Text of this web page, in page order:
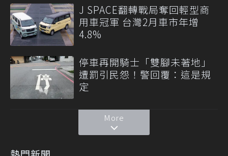
J SPACE翻轉戰局奪回輕型商
用車冠軍 台灣2月車市年增
4.8%
停車再開騎士「雙腳未著地」
遭罰引民怨！警回覆：這是規
定
More